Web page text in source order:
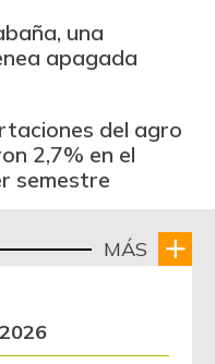
una
apagada
del agro
2,7% en el
semestre
MÁS